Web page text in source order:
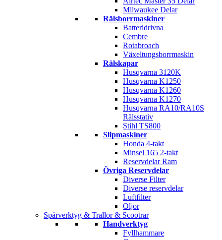
Milwaukee Delar
Rälsborrmaskiner
Batteridrivna
Cembre
Rotabroach
Växeltungsborrmaskin
Rälskapar
Husqvarna 3120K
Husqvarna K1250
Husqvarna K1260
Husqvarna K1270
Husqvarna RA10/RA10S
Rälsstativ
Stihl TS800
Slipmaskiner
Honda 4-takt
Minsel 165 2-takt
Reservdelar Ram
Övriga Reservdelar
Diverse Filter
Diverse reservdelar
Luftfilter
Oljor
Spårverktyg & Trallor & Scootrar
Handverktyg
Fyllhammare